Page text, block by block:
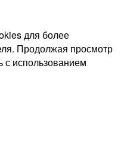
для более
Продолжая просмотр
с использованием